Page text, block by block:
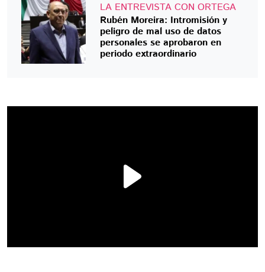
LA ENTREVISTA CON ORTEGA
Rubén Moreira: Intromisión y
peligro de mal uso de datos
personales se aprobaron en
periodo extraordinario